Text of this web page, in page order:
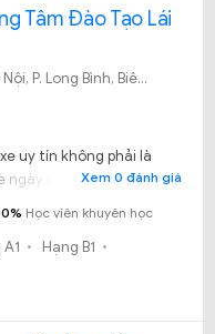
Tâm Đào Tạo Lái
Trung Đoàn 22, Xa Lộ Hà Nội, P. Long Bình, Biên Hòa – Đồng Nai.
uy tín không phải là
ngày càng nhiều, và để
dạy lái xe cũng ra đời
lái xe tại đâu là tốt?
có chất lượng không?
Xem 0 đánh giá
Học viên khuyên học
Hạng B1